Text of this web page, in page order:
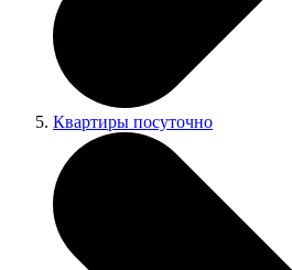
Квартиры посуточно